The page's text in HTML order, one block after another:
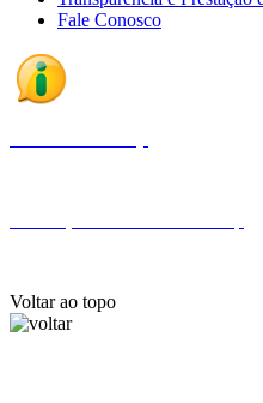
Fale Conosco
Voltar ao topo